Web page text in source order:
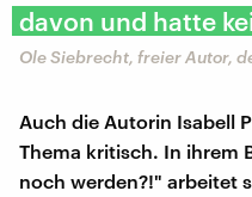
davon und hatte
Ole Siebrecht, freier Autor,
Auch die Autorin Isabell
Thema kritisch. In ihrem
noch werden?!" arbeitet